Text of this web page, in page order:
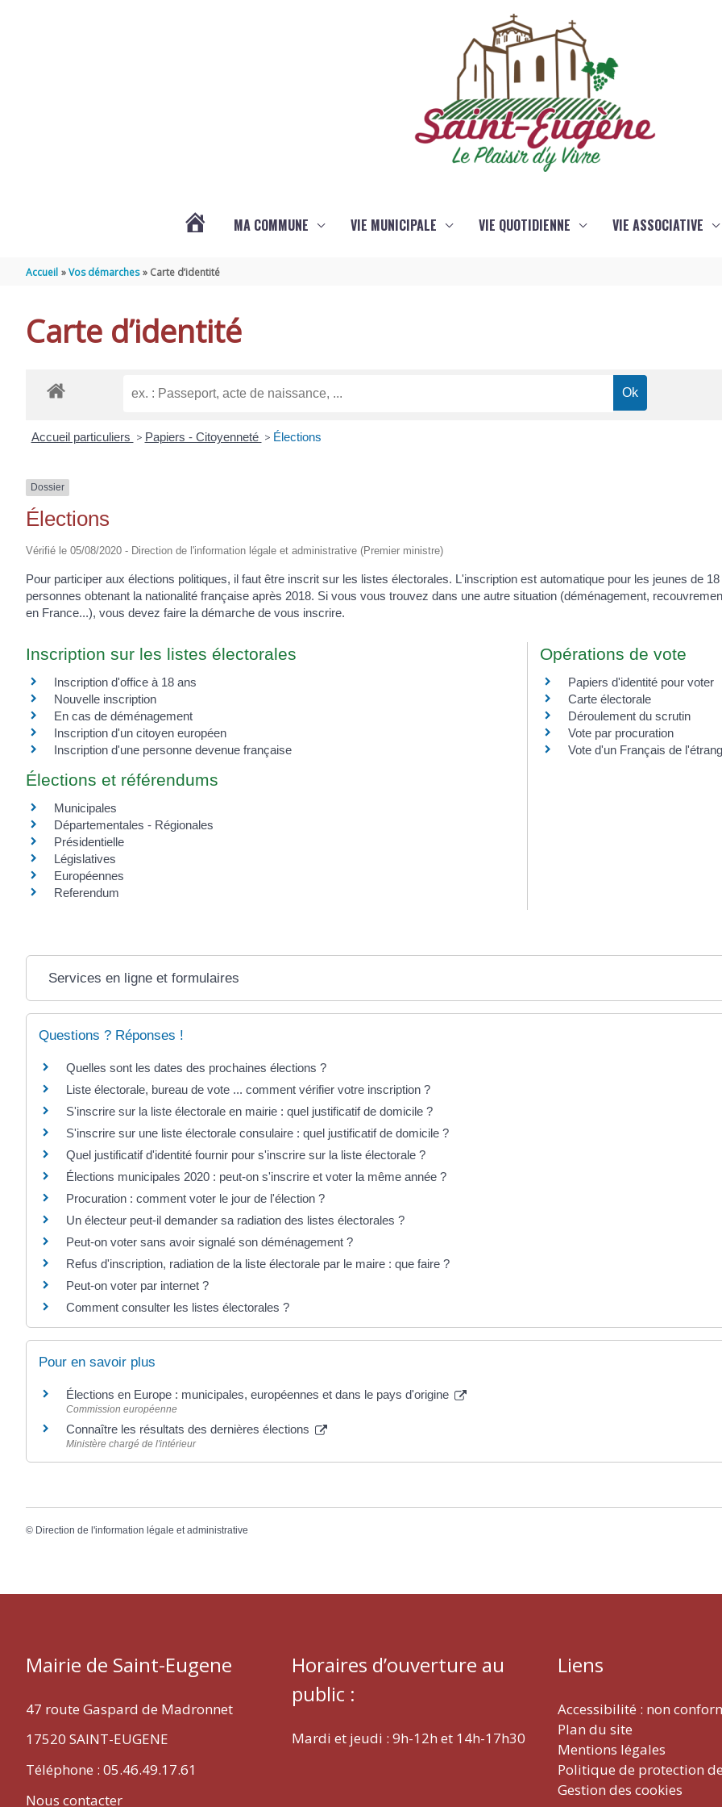
EUGÈNE
MA COMMUNE VIE MUNICIPALE VIE QUOTIDIENNE VIE ASSOCIATIVE
Accueil Vos démarches Carte d’identité
Carte d’identité
Accueil particuliers > Papiers - Citoyenneté > Élections
Dossier
Élections
Vérifié le 05/08/2020 - Direction de l'information légale et administrative (Premier ministre)
Pour participer aux élections politiques, il faut être inscrit sur les listes électorales. L'inscription est automatique pour les jeunes de
personnes obtenant la nationalité française après 2018. Si vous vous trouvez dans une autre situation (déménagement,
en France...), vous devez faire la démarche de vous inscrire.
Inscription sur les listes électorales
Inscription d'office à 18 ans
Nouvelle inscription
En cas de déménagement
Inscription d'un citoyen européen
Inscription d'une personne devenue française
Opérations de vote
Papiers d'identité pour voter
Carte électorale
Déroulement du scrutin
Vote par procuration
Vote d'un Français de
Élections et référendums
Municipales
Départementales - Régionales
Présidentielle
Législatives
Européennes
Referendum
Services en ligne et formulaires
Questions ? Réponses !
Quelles sont les dates des prochaines élections ?
Liste électorale, bureau de vote ... comment vérifier votre inscription ?
S'inscrire sur la liste électorale en mairie : quel justificatif de domicile ?
S'inscrire sur une liste électorale consulaire : quel justificatif de domicile ?
Quel justificatif d'identité fournir pour s'inscrire sur la liste électorale ?
Élections municipales 2020 : peut-on s'inscrire et voter la même année ?
Procuration : comment voter le jour de l'élection ?
Un électeur peut-il demander sa radiation des listes électorales ?
Peut-on voter sans avoir signalé son déménagement ?
Refus d'inscription, radiation de la liste électorale par le maire : que faire ?
Peut-on voter par internet ?
Comment consulter les listes électorales ?
Pour en savoir plus
Élections en Europe : municipales, européennes et dans le pays d'origine
Commission européenne
Connaître les résultats des dernières élections
Ministère chargé de l'intérieur
© Direction de l'information légale et administrative
Mairie de Saint-Eugene
47 route Gaspard de Madronnet
17520 SAINT-EUGENE
Téléphone : 05.46.49.17.61
Nous contacter
Horaires d’ouverture au
public :
Mardi et jeudi : 9h-12h et 14h-17h30
Liens
Accessibilité : non
Plan du site
Mentions légales
Politique de protection
Gestion des cookies